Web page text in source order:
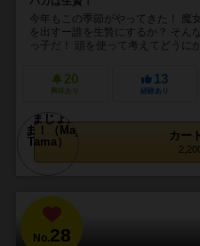
今年もこの季節がやってきた！ 魔
を出すー誰を生贄にするか？ そん
っ子だ！ 頭を使って考えてどうに
20
興味あり
13
経験あり
カー
No.28